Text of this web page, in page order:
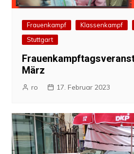
Frauenkampf Klassenkampf
Stuttgart
März
ro 17. Februar 2023